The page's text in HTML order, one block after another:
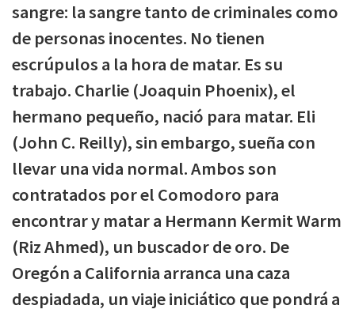
sangre: la sangre tanto de criminales como
de personas inocentes. No tienen
escrúpulos a la hora de matar. Es su
trabajo. Charlie (Joaquin Phoenix), el
hermano pequeño, nació para matar. Eli
(John C. Reilly), sin embargo, sueña con
llevar una vida normal. Ambos son
contratados por el Comodoro para
encontrar y matar a Hermann Kermit Warm
(Riz Ahmed), un buscador de oro. De
Oregón a California arranca una caza
despiadada, un viaje iniciático que pondrá a